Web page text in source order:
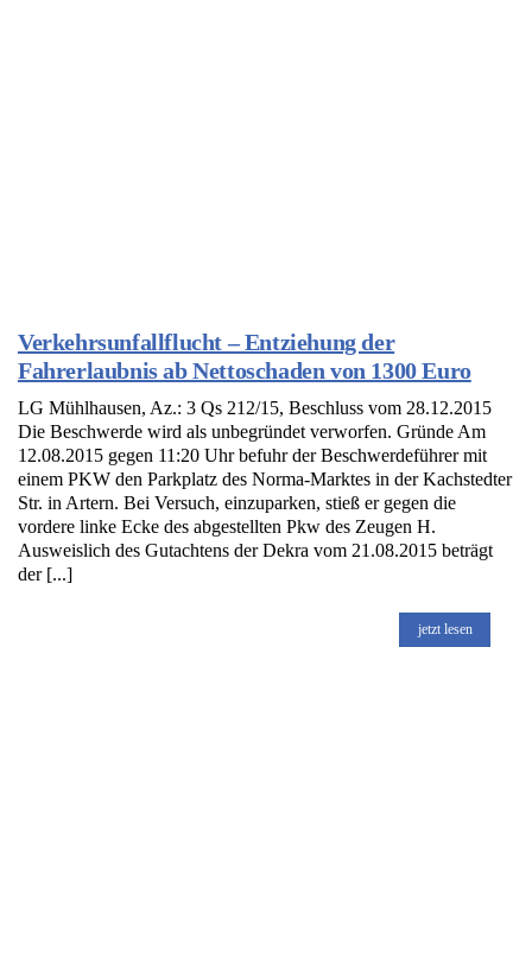
Verkehrsunfallflucht – Entziehung der
Fahrerlaubnis ab Nettoschaden von 1300 Euro
LG Mühlhausen, Az.: 3 Qs 212/15, Beschluss vom 28.12.2015
Die Beschwerde wird als unbegründet verworfen. Gründe Am
12.08.2015 gegen 11:20 Uhr befuhr der Beschwerdeführer mit
einem PKW den Parkplatz des Norma-Marktes in der Kachstedter
Str. in Artern. Bei Versuch, einzuparken, stieß er gegen die
vordere linke Ecke des abgestellten Pkw des Zeugen H.
Ausweislich des Gutachtens der Dekra vom 21.08.2015 beträgt
der [...]
jetzt lesen